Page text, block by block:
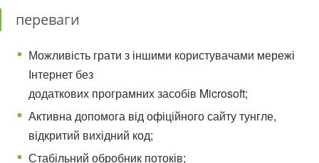
переваги
Можливість грати з іншими користувачами мережі
Інтернет без
додаткових програмних засобів Microsoft;
Активна допомога від офіційного сайту тунгле,
відкритий вихідний код;
Стабільний обробник потоків;